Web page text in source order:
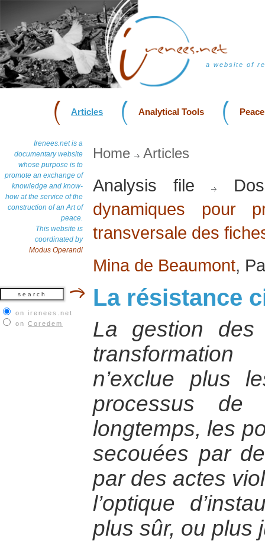
a website of
Articles Analytical Tools
Irenees.net is a
documentary website
whose purpose is to
promote an exchange of
knowledge and know-
how at the service of the
construction of an Art of
peace.
This website is
coordinated by
Modus Operandi
on irenees.net
on Coredem
Home Articles
Analysis file
dynamiques pour
transversale des
Mina de Beaumont,
La résistance
La gestion des
n’exclue plus
processus de
longtemps, les
secouées par
par des actes
l’optique
plus sûr, ou plus